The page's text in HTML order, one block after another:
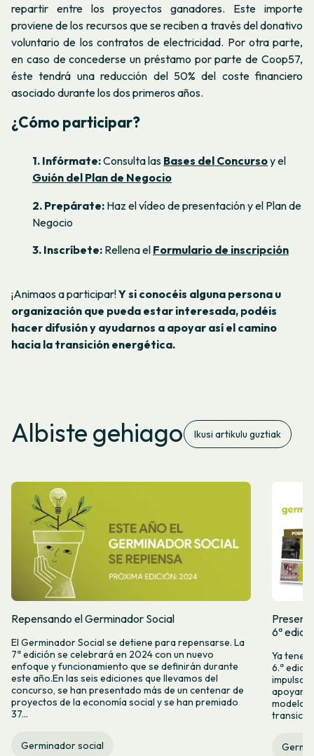
repartir entre los proyectos ganadores. Este importe
proviene de los recursos que se reciben a través del donativo
voluntario de los contratos de electricidad. Por otra parte,
en caso de concederse un préstamo por parte de Coop57,
éste tendrá una reducción del 50% del coste financiero
asociado durante los dos primeros años.
¿Cómo participar?
1. Infórmate:Consulta las Bases del Concursoy el
Guión del Plan de Negocio
2. Prepárate: Haz el vídeo de presentación y el Plan de
Negocio
3. Inscríbete: Rellena el Formulario de inscripción
¡Animaos a participar!Y si conocéis alguna persona u
organización que pueda estar interesada, podéis
hacer difusión y ayudarnos a apoyar así el camino
hacia la transición energética.
Albiste gehiago Ikusi artikulu guztiak
Repensando el Germinador Social
El Germinador Social se detiene para repensarse. La
7ª edición se celebrará en 2024 con un nuevo
enfoque y funcionamiento que se definirán durante
este año.En las seis ediciones que llevamos del
concurso, se han presentado más de un centenar de
proyectos de la economía social y se han premiado
37...
Germinador social
6ª
Ya
6.ª
apoyar
modelos